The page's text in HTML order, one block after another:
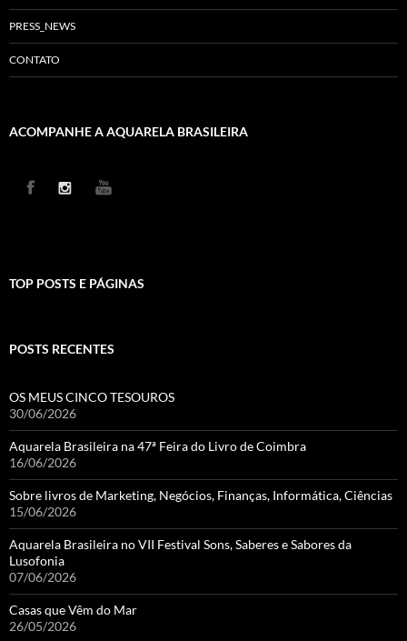
PRESS_NEWS
CONTATO
ACOMPANHE A AQUARELA BRASILEIRA
TOP POSTS E PÁGINAS
POSTS RECENTES
OS MEUS CINCO TESOUROS
30/06/2026
Aquarela Brasileira na 47ª Feira do Livro de Coimbra
16/06/2026
Sobre livros de Marketing, Negócios, Finanças, Informática, Ciências
15/06/2026
Aquarela Brasileira no VII Festival Sons, Saberes e Sabores da
Lusofonia
07/06/2026
Casas que Vêm do Mar
26/05/2026